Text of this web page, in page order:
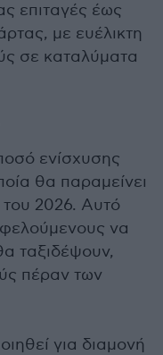
επιταγές έως
με ευέλικτη
σε καταλύματα
ενίσχυσης
θα παραμείνει
του 2026. Αυτό
να
ταξιδέψουν,
πέραν των
για διαμονή